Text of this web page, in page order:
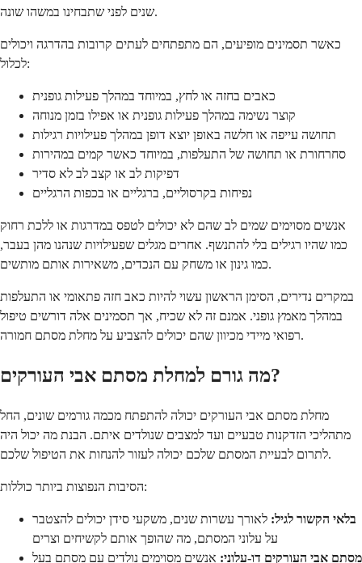
שנים לפני שתבחינו במשהו שונה.
כאשר תסמינים מופיעים, הם מתפתחים לעתים קרובות בהדרגה ויכולים
לכלול:
כאבים בחזה או לחץ, במיוחד במהלך פעילות גופנית
קוצר נשימה במהלך פעילות גופנית או אפילו בזמן מנוחה
תחושה עייפה או חלשה באופן יוצא דופן במהלך פעילויות רגילות
סחרחורת או תחושה של התעלפות, במיוחד כאשר קמים במהירות
דפיקות לב או קצב לב לא סדיר
נפיחות בקרסוליים, ברגליים או בכפות הרגליים
אנשים מסוימים שמים לב שהם לא יכולים לטפס במדרגות או ללכת רחוק
כמו שהיו רגילים בלי להתנשף. אחרים מגלים שפעילויות שנהנו מהן בעבר,
כמו גינון או משחק עם הנכדים, משאירות אותם מותשים.
במקרים נדירים, הסימן הראשון עשוי להיות כאב חזה פתאומי או התעלפות
במהלך מאמץ גופני. אמנם זה לא שכיח, אך תסמינים אלה דורשים טיפול
רפואי מיידי מכיוון שהם יכולים להצביע על מחלת מסתם חמורה.
מה גורם למחלת מסתם אבי העורקים?
מחלת מסתם אבי העורקים יכולה להתפתח מכמה גורמים שונים, החל
מתהליכי הזדקנות טבעיים ועד למצבים שנולדים איתם. הבנת מה יכול היה
לתרום לבעיית המסתם שלכם יכולה לעזור להנחות את הטיפול שלכם.
הסיבות הנפוצות ביותר כוללות:
בלאי הקשור לגיל: לאורך עשרות שנים, משקעי סידן יכולים להצטבר
על עלוני המסתם, מה שהופך אותם לקשיחים וצרים
מסתם אבי העורקים דו-עלוני: אנשים מסוימים נולדים עם מסתם בעל